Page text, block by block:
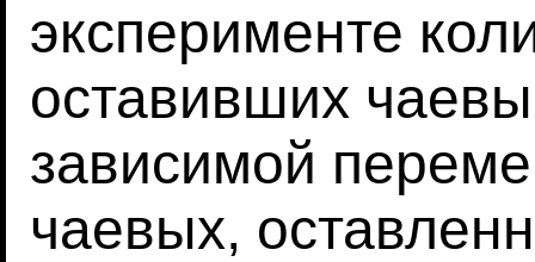
эксперименте
оставивших
зависимой
чаевых,